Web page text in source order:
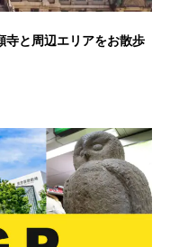
寺と周辺エリアをお散歩